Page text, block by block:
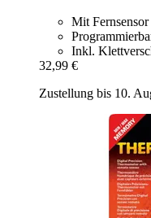
Mit
Inkl.
32,99 €
Zustellung bis 10.